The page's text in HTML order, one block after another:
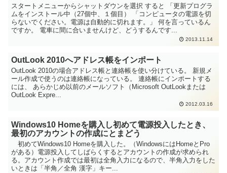
スタートメニューからシャットダウンを選択 すると 「更新プログラ
ムをインストール中（27個中、１個目） 「コンピュータの電源を切
らないでください。電源は自動的に切れます。」 何を言っているん
ですか。 電車に間に合いませんけど、どうするんです...
2013.11.14
OutLook 2010へアドレス帳をインポート
OutLook 2010の場合アドレス帳と連絡帳を使い分けている。 新規メ
ール作成で使うのは連絡帳になっている。 連絡帳にインポートする
には、 あらかじめ以前のメールソフト（Microsoft OutLookまたは
OutLook Expre...
2012.03.16
Windows10 Homeを購入し初めて電源投入したとき、
最初のアカウントの作成にとまどう
初めてWindows10 Homeを購入した。（WindowsにはHomeとPro
がある）電源投入してしばらくするとアカウントの作成が求められ
る。アカウント作成では最初は全角入力になるので、半角入力をした
いときは「半角／全角 漢字」キー...